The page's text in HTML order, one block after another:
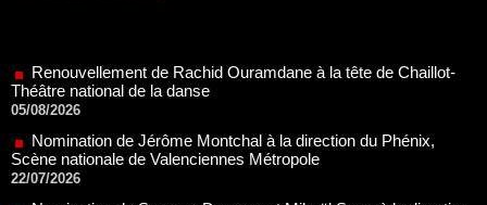
Nomination de Jérôme Montchal à la direction du Phénix,
Scène nationale de Valenciennes Métropole
Nomination de Servane Ducorps et Mikaël Serre à la direction
de la Comédie de Colmar - Centre Dramatique National Grand